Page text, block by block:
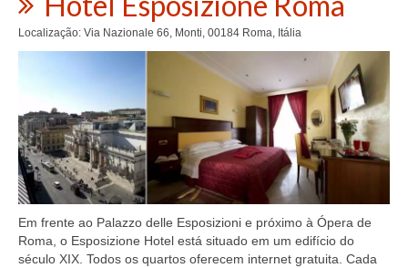
Localização: Via Nazionale 66, Monti, 00184 Roma, Itália
Em frente ao Palazzo delle Esposizioni e próximo à Ópera de
Roma, o Esposizione Hotel está situado em um edifício do
século XIX. Todos os quartos oferecem internet gratuita. Cada